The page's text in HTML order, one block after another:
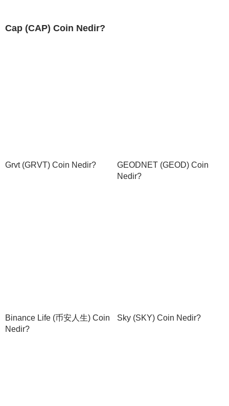
Cap (CAP) Coin Nedir?
Grvt (GRVT) Coin Nedir?
GEODNET (GEOD) Coin
Nedir?
Binance Life (币安人生) Coin
Nedir?
Sky (SKY) Coin Nedir?